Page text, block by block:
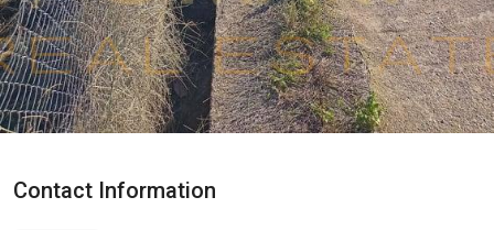
Contact Information